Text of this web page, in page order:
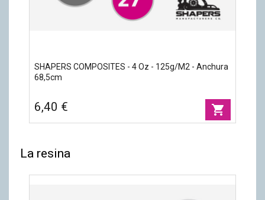
SHAPERS COMPOSITES - 4 Oz - 125g/m2 - Anchura
68,5cm
6,40 € shopping_cart
La resina